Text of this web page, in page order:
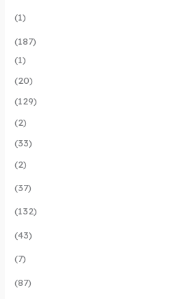
(1)
(187)
(1)
(20)
(129)
(2)
(33)
(2)
(37)
(132)
(43)
(7)
(87)